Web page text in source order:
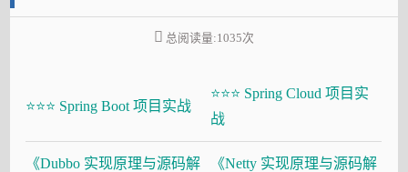
大厂面试必备
总阅读量:1035次
⭐⭐⭐ Spring Boot 项目实战
⭐⭐⭐ Spring Cloud 项目实
战
《Dubbo 实现原理与源码解
《Netty 实现原理与源码解